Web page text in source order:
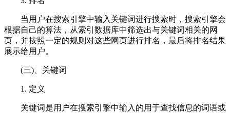
当用户在搜索引擎中输入关键词进行搜索时，搜索引擎会
根据自己的算法，从索引数据库中筛选出与关键词相关的网
页，并按照一定的规则对这些网页进行排名，最后将排名结果
展示给用户。
(三)、关键词
1. 定义
关键词是用户在搜索引擎中输入的用于查找信息的词语或